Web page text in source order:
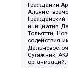
Альянс
инициатив
Тольятти,
содействия
Сутяжник,